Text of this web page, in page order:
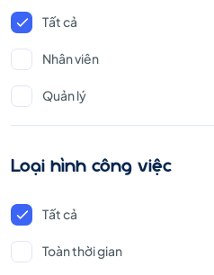
Tất cả
Nhân viên
Quản lý
Loại hình công việc
Tất cả
Toàn thời gian